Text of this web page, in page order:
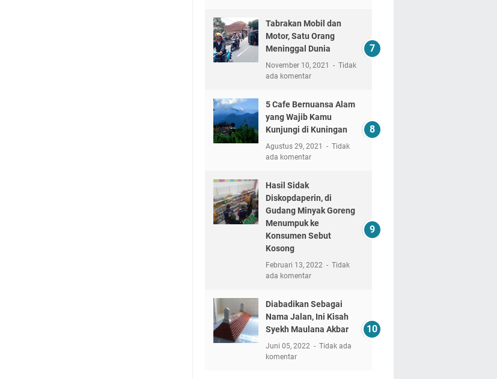
Tabrakan Mobil dan
Motor, Satu Orang
Meninggal Dunia
November 10, 2021
Tidak
ada komentar
5 Cafe Bernuansa Alam
yang Wajib Kamu
Kunjungi di Kuningan
Agustus 29, 2021
Tidak
ada komentar
Hasil Sidak
Diskopdaperin, di
Gudang Minyak Goreng
Menumpuk ke
Konsumen Sebut
Kosong
Februari 13, 2022
Tidak
ada komentar
Diabadikan Sebagai
Nama Jalan, Ini Kisah
Syekh Maulana Akbar
Juni 05, 2022
Tidak ada
komentar